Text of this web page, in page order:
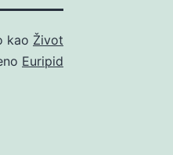
kao Život
Euripid